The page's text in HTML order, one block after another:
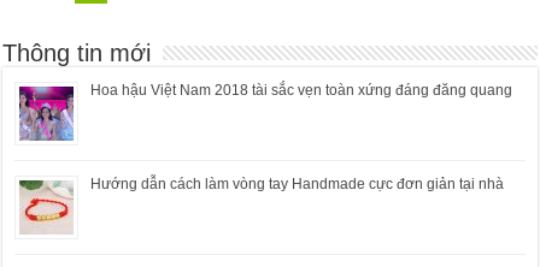
Thông tin mới
Hoa hậu Việt Nam 2018 tài sắc vẹn toàn xứng đáng đăng quang
Hướng dẫn cách làm vòng tay Handmade cực đơn giản tại nhà